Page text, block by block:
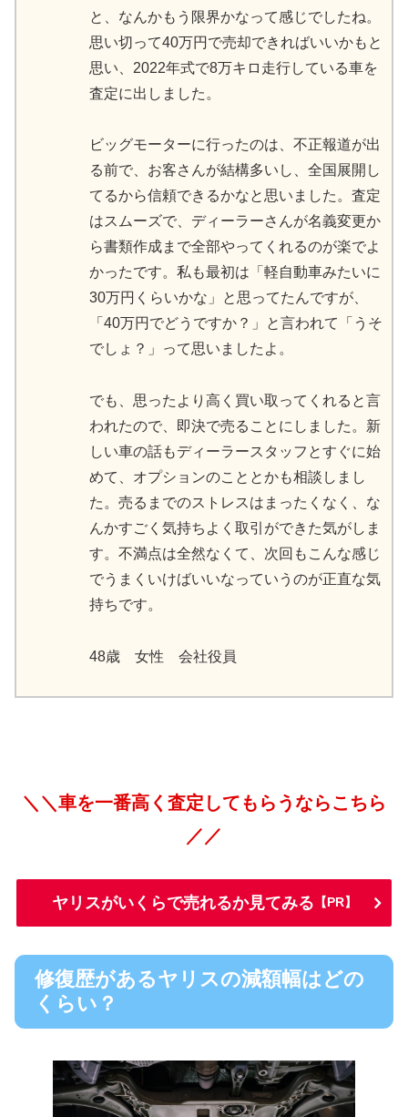
と、なんかもう限界かなって感じでしたね。
思い切って40万円で売却できればいいかもと
思い、2022年式で8万キロ走行している車を
査定に出しました。
ビッグモーターに行ったのは、不正報道が出
る前で、お客さんが結構多いし、全国展開し
てるから信頼できるかなと思いました。査定
はスムーズで、ディーラーさんが名義変更か
ら書類作成まで全部やってくれるのが楽でよ
かったです。私も最初は「軽自動車みたいに
30万円くらいかな」と思ってたんですが、
「40万円でどうですか？」と言われて「うそ
でしょ？」って思いましたよ。
でも、思ったより高く買い取ってくれると言
われたので、即決で売ることにしました。新
しい車の話もディーラースタッフとすぐに始
めて、オプションのこととかも相談しまし
た。売るまでのストレスはまったくなく、な
んかすごく気持ちよく取引ができた気がしま
す。不満点は全然なくて、次回もこんな感じ
でうまくいけばいいなっていうのが正直な気
持ちです。
48歳 女性 会社役員
＼＼車を一番高く査定してもらうならこちら
／／
ヤリスがいくらで売れるか見てみる 【PR】
修復歴があるヤリスの減額幅はどの
くらい？